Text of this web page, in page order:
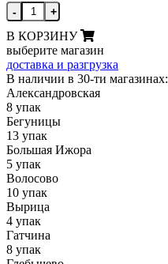
- +
В КОРЗИНУ
выберите магазин
доставка и разгрузка
В наличии в 30-ти магазинах:
Александровская
8 упак
Бегуницы
13 упак
Большая Ижора
5 упак
Волосово
10 упак
Вырица
4 упак
Гатчина
8 упак